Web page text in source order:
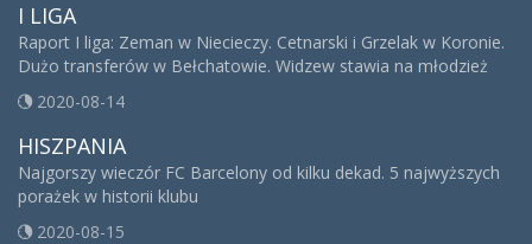
I LIGA
Raport I liga: Zeman w Niecieczy. Cetnarski i Grzelak w Koronie.
Dużo transferów w Bełchatowie. Widzew stawia na młodzież
2020-08-14
HISZPANIA
Najgorszy wieczór FC Barcelony od kilku dekad. 5 najwyższych
porażek w historii klubu
2020-08-15